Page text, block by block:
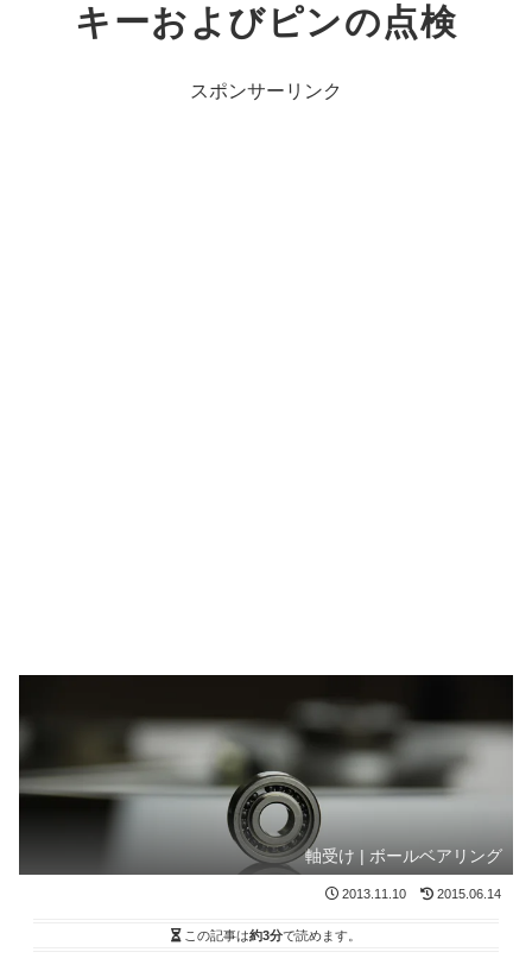
キーおよびピンの点検
スポンサーリンク
軸受け | ボールベアリング
2013.11.10 2015.06.14
この記事は約3分で読めます。